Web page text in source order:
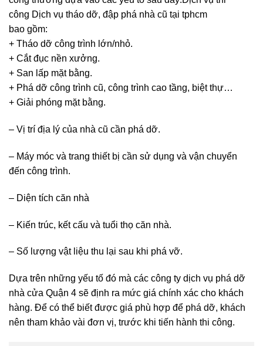
công Dịch vụ tháo dỡ, đập phá nhà cũ tại tphcm
bao gồm:
+ Tháo dỡ công trình lớn/nhỏ.
+ Cắt đục nền xưởng.
+ San lấp mặt bằng.
+ Phá dỡ công trình cũ, công trình cao tầng, biệt thự…
+ Giải phóng mặt bằng.
– Vị trí địa lý của nhà cũ cần phá dỡ.
– Máy móc và trang thiết bị cần sử dụng và vận chuyển
đến công trình.
– Diện tích căn nhà
– Kiến trúc, kết cấu và tuổi thọ căn nhà.
– Số lượng vật liệu thu lại sau khi phá vỡ.
Dựa trên những yếu tố đó mà các công ty dịch vụ phá dỡ
nhà cửa Quận 4 sẽ định ra mức giá chính xác cho khách
hàng. Để có thể biết được giá phù hợp để phá dỡ, khách
nên tham khảo vài đơn vị, trước khi tiến hành thi công.